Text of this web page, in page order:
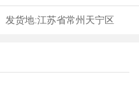
发货地:江苏省常州天宁区